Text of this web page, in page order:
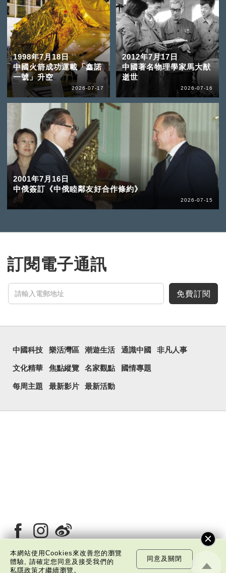
1998年7月18日
中國火箭成功運載「鑫諾
一號」升空
2026-07-17
2012年7月17日
中國著名物理學家馬大猷
逝世
2026-07-16
2001年7月16日
中俄簽訂《中俄睦鄰友好合作條約》
2026-07-15
訂閱電子通訊
免費訂閱
中國科技 樂活灣區 潮遊生活 通識中國 非凡人事
文化精華 焦點縱覽 名家觀點 國情專題
每周主題 最新影片 最新活動
本網站使用Cookies來改善您的瀏覽
體驗, 請確定您同意及接受我們的
私隱政策才繼續瀏覽。
同意及關閉